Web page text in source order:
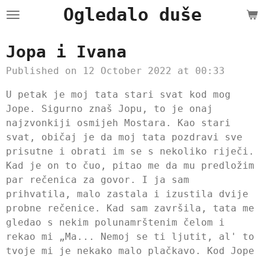
Skip
content
Ogledalo duše
Jopa i Ivana
Published on 12 October 2022 at 00:33
U petak je moj tata stari svat kod mog
Jope. Sigurno znaš Jopu, to je onaj
najzvonkiji osmijeh Mostara. Kao stari
svat, običaj je da moj tata pozdravi sve
prisutne i obrati im se s nekoliko riječi.
Kad je on to čuo, pitao me da mu predložim
par rečenica za govor. I ja sam
prihvatila, malo zastala i izustila dvije
probne rečenice. Kad sam završila, tata me
gledao s nekim polunamrštenim čelom i
rekao mi „Ma... Nemoj se ti ljutit, al' to
tvoje mi je nekako malo plačkavo. Kod Jope